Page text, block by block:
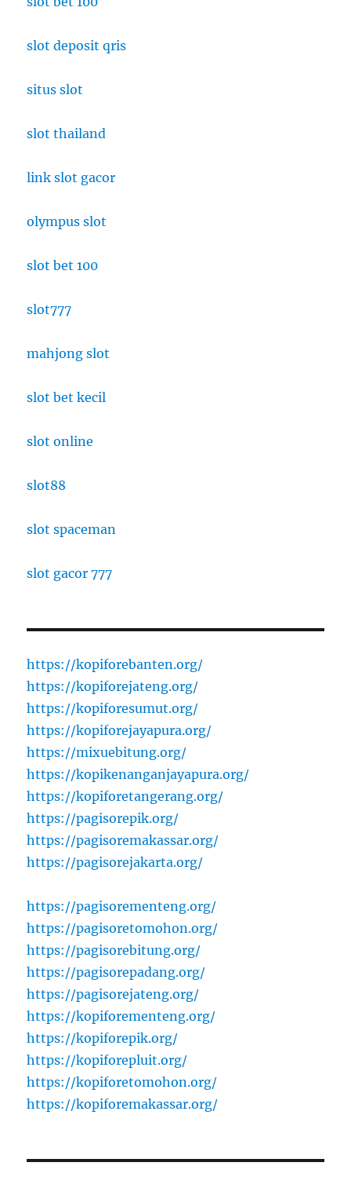
slot deposit qris
situs slot
slot thailand
link slot gacor
olympus slot
slot bet 100
slot777
mahjong slot
slot bet kecil
slot online
slot88
slot spaceman
slot gacor 777
https://kopiforebanten.org/
https://kopiforejateng.org/
https://kopiforesumut.org/
https://kopiforejayapura.org/
https://mixuebitung.org/
https://kopikenanganjayapura.org/
https://kopiforetangerang.org/
https://pagisorepik.org/
https://pagisoremakassar.org/
https://pagisorejakarta.org/
https://pagisorementeng.org/
https://pagisoretomohon.org/
https://pagisorebitung.org/
https://pagisorepadang.org/
https://pagisorejateng.org/
https://kopiforementeng.org/
https://kopiforepik.org/
https://kopiforepluit.org/
https://kopiforetomohon.org/
https://kopiforemakassar.org/